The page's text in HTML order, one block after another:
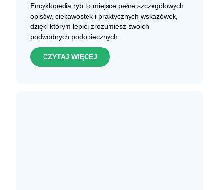
Encyklopedia ryb to miejsce pełne szczegółowych
opisów, ciekawostek i praktycznych wskazówek,
dzięki którym lepiej zrozumiesz swoich
podwodnych podopiecznych.
CZYTAJ WIĘCEJ